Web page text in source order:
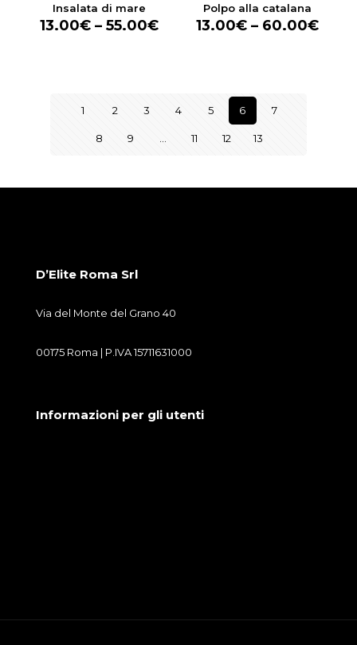
Insalata di mare
13.00€ –55.00€
Polpo alla catalana
13.00€ – 60.00€
1 2 3 4 5 6 7
8 9 11 12 13
D’Elite Roma Srl
Via del Monte del Grano 40
00175 Roma | P.IVA 15711631000
Informazioni per gli utenti